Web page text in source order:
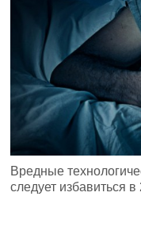
Вредные
следует избавиться в